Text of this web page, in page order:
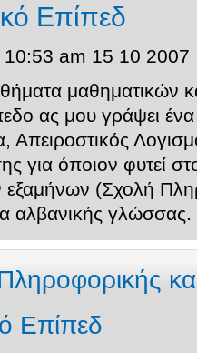
Επίπεδ
10:53 am 15 10 2007
μαθηματικών
ας μου γράψει
Απειροστικός
για όποιον φυτεί
εξαμήνων (Σχολή
αλβανικής γλώσσας.
Επίπεδ